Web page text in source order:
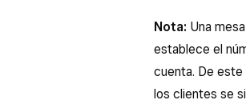
Nota: Una
establece el
cuenta. De
los clientes se